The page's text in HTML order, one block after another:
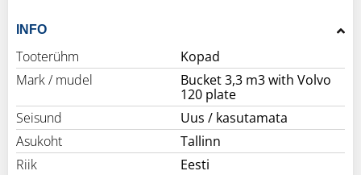
INFO
Tooterühm
Kopad
Mark / mudel
Bucket 3,3 m3 with Volvo
120 plate
Seisund
Uus / kasutamata
Asukoht
Tallinn
Riik
Eesti